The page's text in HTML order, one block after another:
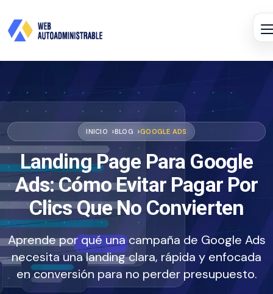
INICIO BLOG GOOGLE ADS
Landing Page Para Google
Ads: Cómo Evitar Pagar Por
Clics Que No Convierten
Aprende por qué una campaña de Google Ads
necesita una landing clara, rápida y enfocada
en conversión para no perder presupuesto.